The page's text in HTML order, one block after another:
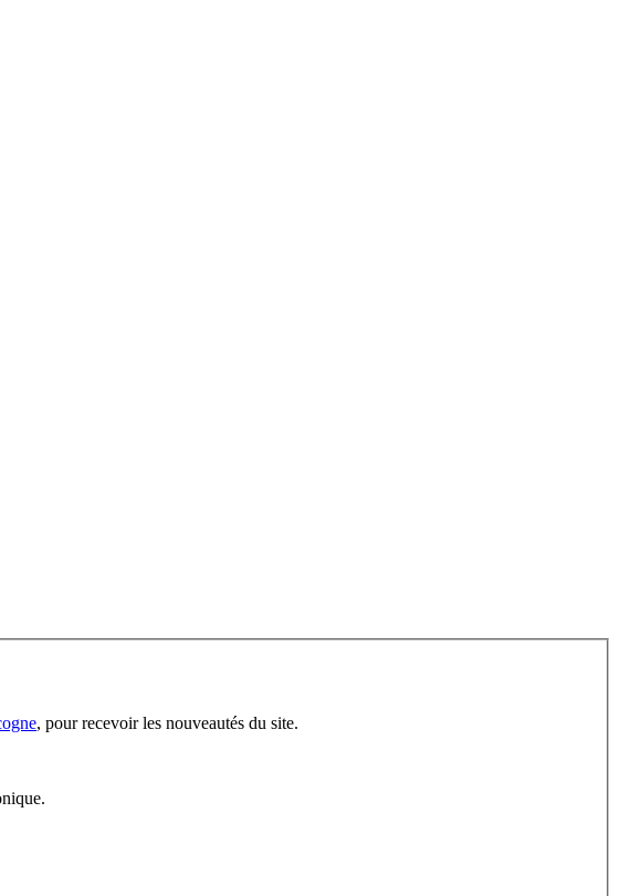
, pour recevoir les nouveautés du site.